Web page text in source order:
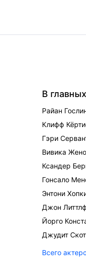
В
Райан
Клифф
Гэри
Вивика Жено
Ксандер
Гонсало
Энтони
Джон
Йорго
Джудит
Всего